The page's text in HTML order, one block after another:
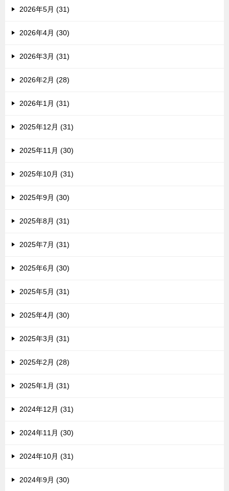
2026年5月 (31)
2026年4月 (30)
2026年3月 (31)
2026年2月 (28)
2026年1月 (31)
2025年12月 (31)
2025年11月 (30)
2025年10月 (31)
2025年9月 (30)
2025年8月 (31)
2025年7月 (31)
2025年6月 (30)
2025年5月 (31)
2025年4月 (30)
2025年3月 (31)
2025年2月 (28)
2025年1月 (31)
2024年12月 (31)
2024年11月 (30)
2024年10月 (31)
2024年9月 (30)